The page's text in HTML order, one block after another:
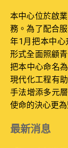
本中心位於啟
務。為了配合
年1月把本中
形式全面照顧
把本中心命名
現代化工程有
手法增添多元
使命的決心更為
最新消息